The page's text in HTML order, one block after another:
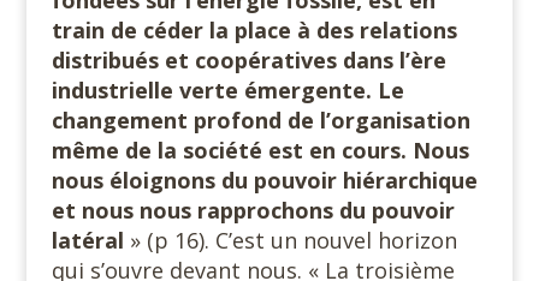
train de céder la place à des relations
distribués et coopératives dans l’ère
industrielle verte émergente. Le
changement profond de l’organisation
même de la société est en cours. Nous
nous éloignons du pouvoir hiérarchique
et nous nous rapprochons du pouvoir
latéral » (p 16). C’est un nouvel horizon
qui s’ouvre devant nous. « La troisième